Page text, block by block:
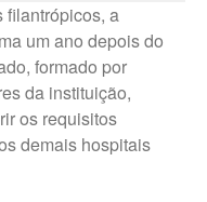
filantrópicos, a
um ano depois do
formado por
da instituição,
os requisitos
demais hospitais